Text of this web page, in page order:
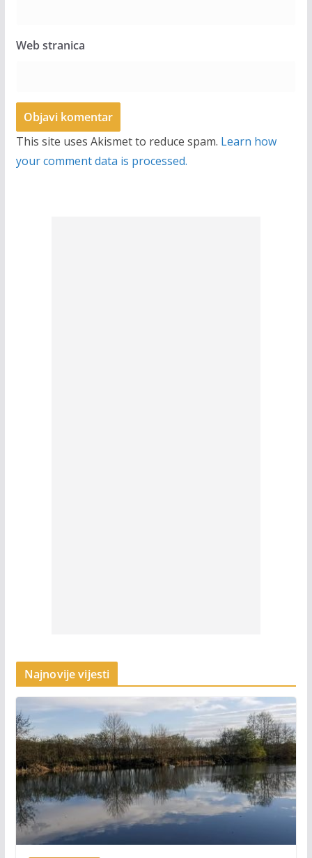
Web stranica
This site uses Akismet to reduce spam. Learn how
your comment data is processed.
Najnovije vijesti